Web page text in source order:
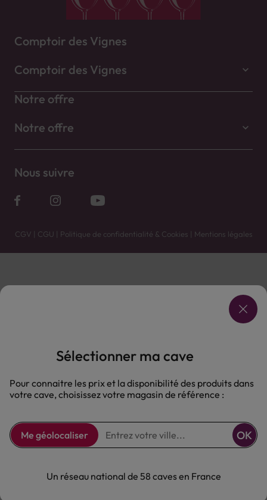
Comptoir des Vignes
Comptoir des Vignes
Notre offre
Notre offre
Nous suivre
CGV | CGU | Politique de confidentialité & Cookies | Mentions légales
Vente uniquement en caves. Contactez votre caviste pour plus de renseignements.
L'ABUS D'ALCOOL EST DANGEREUX POUR LA SANTÉ, À CONSOMMER AVEC MODÉRATION.
Sélectionner ma cave
Pour connaitre les prix et la disponibilité des produits dans
votre cave, choisissez votre magasin de référence :
Me géolocaliser OK
Un réseau national de 58 caves en France